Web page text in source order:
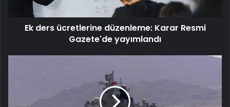
yayımlandı
Ek ders ücretlerine düzenleme: Karar Resmi
Gazete'de yayımlandı